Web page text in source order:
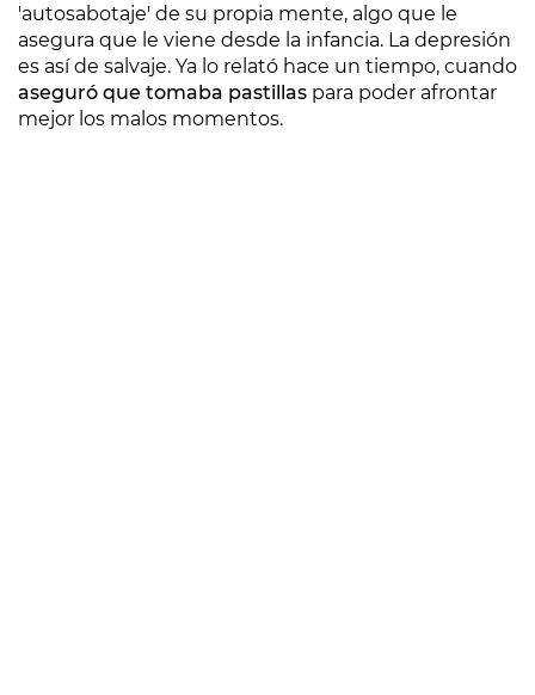
'autosabotaje' de su propia mente, algo que le
asegura que le viene desde la infancia. La depresión
es así de salvaje. Ya lo relató hace un tiempo, cuando
aseguró que tomaba pastillas para poder afrontar
mejor los malos momentos.